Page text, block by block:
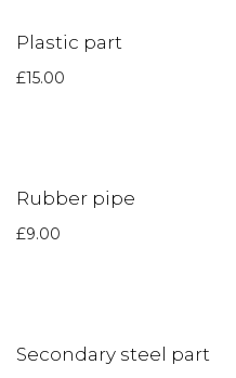
Plastic part
£15.00
Rubber pipe
£9.00
Secondary steel part